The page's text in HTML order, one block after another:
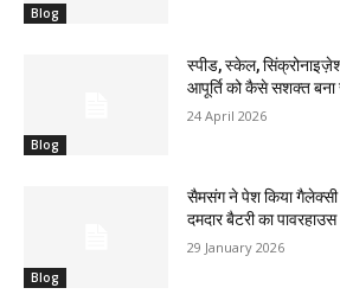
Blog
Blog
स्पीड, स्केल,
आपूर्ति को कैसे सशक्त बना
24 April 2026
Blog
सैमसंग ने पेश किया
दमदार बैटरी का पावरहाउस
29 January 2026